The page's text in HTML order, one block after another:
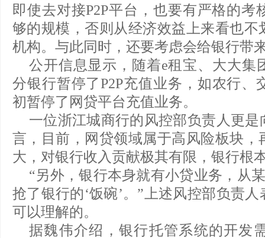
即使去对接P2P平台，也要有严格的考
够的规模，否则从经济效益上来看也不
机构。与此同时，还要考虑会给银行带
公开信息显示，随着e租宝、大大集
分银行暂停了P2P充值业务，如农行、
初暂停了网贷平台充值业务。
一位浙江城商行的风控部负责人更
言，目前，网贷领域属于高风险板块，
大，对银行收入贡献极其有限，银行根
“另外，银行本身就有小贷业务，从
抢了银行的‘饭碗’。”上述风控部负责
可以理解的。
据魏伟介绍，银行托管系统的开发